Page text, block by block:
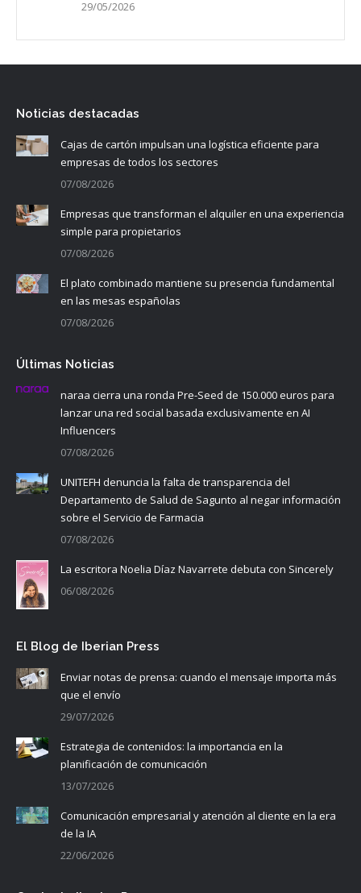
29/05/2026
Noticias destacadas
Cajas de cartón impulsan una logística eficiente para
empresas de todos los sectores
07/08/2026
Empresas que transforman el alquiler en una experiencia
simple para propietarios
07/08/2026
El plato combinado mantiene su presencia fundamental
en las mesas españolas
07/08/2026
Últimas Noticias
naraa cierra una ronda Pre-Seed de 150.000 euros para
lanzar una red social basada exclusivamente en AI
Influencers
07/08/2026
UNITEFH denuncia la falta de transparencia del
Departamento de Salud de Sagunto al negar información
sobre el Servicio de Farmacia
07/08/2026
La escritora Noelia Díaz Navarrete debuta con Sincerely
06/08/2026
El Blog de Iberian Press
Enviar notas de prensa: cuando el mensaje importa más
que el envío
29/07/2026
Estrategia de contenidos: la importancia en la
planificación de comunicación
13/07/2026
Comunicación empresarial y atención al cliente en la era
de la IA
22/06/2026